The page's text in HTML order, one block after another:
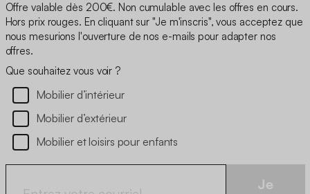
Offre valable dès 200€. Non cumulable avec les offres en cours.
Hors prix rouges. En cliquant sur "Je m'inscris", vous acceptez que
nous mesurions l'ouverture de nos e-mails pour adapter nos
offres.
Que souhaitez vous voir ?
Mobilier d’intérieur
Mobilier d’extérieur
Mobilier et loisirs pour enfants
Je